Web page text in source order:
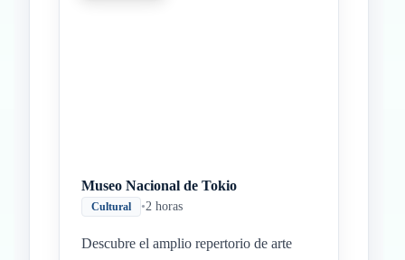
Museo Nacional de Tokio
Cultural •2 horas
Descubre el amplio repertorio de arte